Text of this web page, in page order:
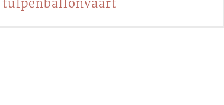
tulpenballonvaart